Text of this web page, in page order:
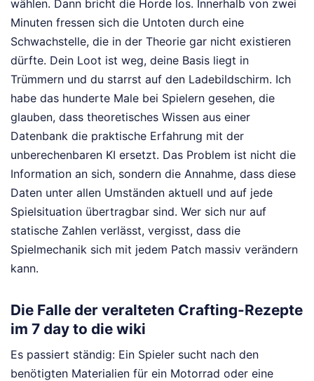
wählen. Dann bricht die Horde los. Innerhalb von zwei
Minuten fressen sich die Untoten durch eine
Schwachstelle, die in der Theorie gar nicht existieren
dürfte. Dein Loot ist weg, deine Basis liegt in
Trümmern und du starrst auf den Ladebildschirm. Ich
habe das hunderte Male bei Spielern gesehen, die
glauben, dass theoretisches Wissen aus einer
Datenbank die praktische Erfahrung mit der
unberechenbaren KI ersetzt. Das Problem ist nicht die
Information an sich, sondern die Annahme, dass diese
Daten unter allen Umständen aktuell und auf jede
Spielsituation übertragbar sind. Wer sich nur auf
statische Zahlen verlässt, vergisst, dass die
Spielmechanik sich mit jedem Patch massiv verändern
kann.
Die Falle der veralteten Crafting-Rezepte
im 7 day to die wiki
Es passiert ständig: Ein Spieler sucht nach den
benötigten Materialien für ein Motorrad oder eine